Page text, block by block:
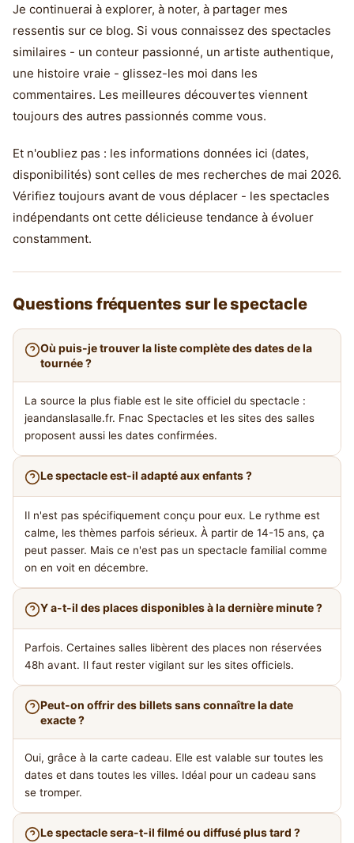
Je continuerai à explorer, à noter, à partager mes
ressentis sur ce blog. Si vous connaissez des spectacles
similaires - un conteur passionné, un artiste authentique,
une histoire vraie - glissez-les moi dans les
commentaires. Les meilleures découvertes viennent
toujours des autres passionnés comme vous.
Et n'oubliez pas : les informations données ici (dates,
disponibilités) sont celles de mes recherches de mai 2026.
Vérifiez toujours avant de vous déplacer - les spectacles
indépendants ont cette délicieuse tendance à évoluer
constamment.
Questions fréquentes sur le spectacle
Où puis-je trouver la liste complète des dates de la
tournée ?
La source la plus fiable est le site officiel du spectacle :
jeandanslasalle.fr. Fnac Spectacles et les sites des salles
proposent aussi les dates confirmées.
Le spectacle est-il adapté aux enfants ?
Il n'est pas spécifiquement conçu pour eux. Le rythme est
calme, les thèmes parfois sérieux. À partir de 14-15 ans, ça
peut passer. Mais ce n'est pas un spectacle familial comme
on en voit en décembre.
Y a-t-il des places disponibles à la dernière minute ?
Parfois. Certaines salles libèrent des places non réservées
48h avant. Il faut rester vigilant sur les sites officiels.
Peut-on offrir des billets sans connaître la date
exacte ?
Oui, grâce à la carte cadeau. Elle est valable sur toutes les
dates et dans toutes les villes. Idéal pour un cadeau sans
se tromper.
Le spectacle sera-t-il filmé ou diffusé plus tard ?